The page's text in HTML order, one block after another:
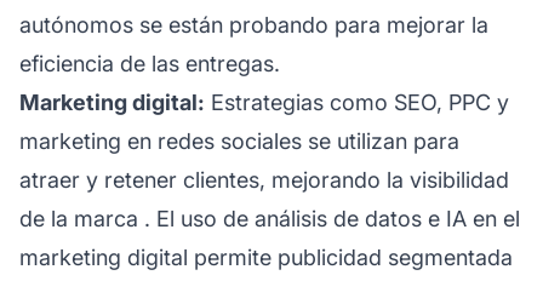
autónomos se están probando para mejorar la
eficiencia de las entregas.
Marketing digital: Estrategias como SEO, PPC y
marketing en redes sociales se utilizan para
atraer y retener clientes, mejorando la visibilidad
de la marca . El uso de análisis de datos e IA en el
marketing digital permite publicidad segmentada